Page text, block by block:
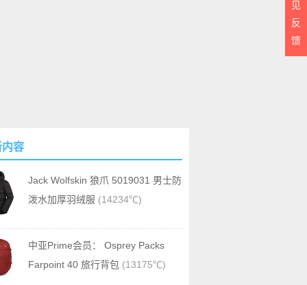
容
Jack Wolfskin 狼爪 5019031 男士防
泼水加厚羽绒服 (14234℃)
中亚Prime会员： Osprey Packs
Farpoint 40 旅行背包 (13175℃)
见
反
馈